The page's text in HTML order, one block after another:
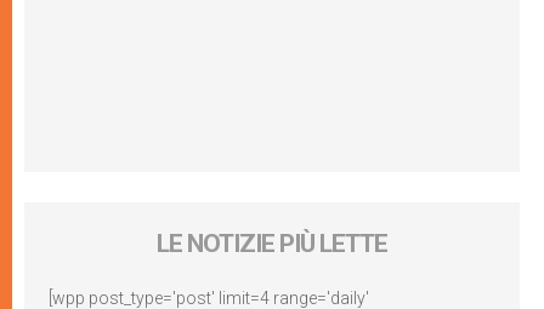
LE NOTIZIE PIÙ LETTE
[wpp post_type='post' limit=4 range='daily'